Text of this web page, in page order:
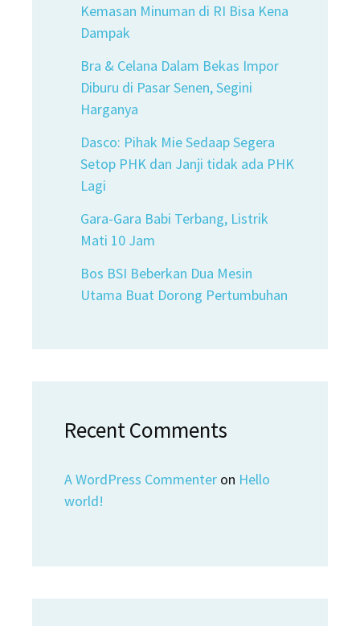
Kemasan Minuman di RI Bisa Kena
Dampak
Bra & Celana Dalam Bekas Impor
Diburu di Pasar Senen, Segini
Harganya
Dasco: Pihak Mie Sedaap Segera
Setop PHK dan Janji tidak ada PHK
Lagi
Gara-Gara Babi Terbang, Listrik
Mati 10 Jam
Bos BSI Beberkan Dua Mesin
Utama Buat Dorong Pertumbuhan
Recent Comments
A WordPress Commenter on Hello
world!